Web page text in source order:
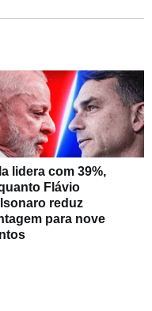
lidera com 39%,
Flávio
reduz
para nove